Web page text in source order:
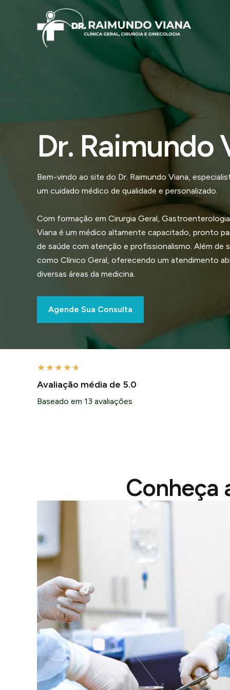
Dr. Raimundo
Bem-vindo ao site do Dr. Raimundo Viana,
um cuidado médico de qualidade e personalizado.
Com formação em Cirurgia Geral,
Viana é um médico altamente capacitado, pronto
de saúde com atenção e profissionalismo. Além de
como Clínico Geral, oferecendo um atendimento
diversas áreas da medicina.
Agende Sua Consulta
★★★★★
Avaliação média de 5.0
Baseado em 13 avaliações
Conheça